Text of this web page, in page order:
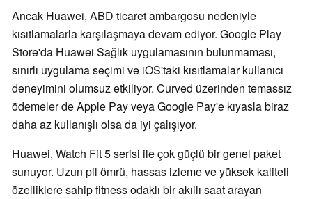
Ancak Huawei, ABD ticaret ambargosu nedeniyle
kısıtlamalarla karşılaşmaya devam ediyor. Google Play
Store'da Huawei Sağlık uygulamasının bulunmaması,
sınırlı uygulama seçimi ve iOS'taki kısıtlamalar kullanıcı
deneyimini olumsuz etkiliyor. Curved üzerinden temassız
ödemeler de Apple Pay veya Google Pay'e kıyasla biraz
daha az kullanışlı olsa da iyi çalışıyor.
Huawei, Watch Fit 5 serisi ile çok güçlü bir genel paket
sunuyor. Uzun pil ömrü, hassas izleme ve yüksek kaliteli
özelliklere sahip fitness odaklı bir akıllı saat arayan